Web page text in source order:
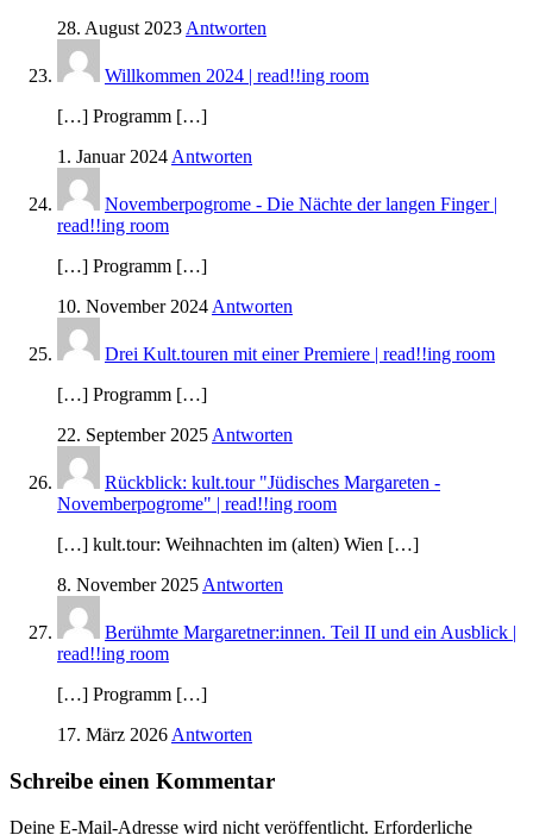
28. August 2023 Antworten
Willkommen 2024 | read!!ing room
[…] Programm […]
1. Januar 2024 Antworten
Novemberpogrome - Die Nächte der langen Finger |
read!!ing room
[…] Programm […]
10. November 2024 Antworten
Drei Kult.touren mit einer Premiere | read!!ing room
[…] Programm […]
22. September 2025 Antworten
Rückblick: kult.tour "Jüdisches Margareten -
Novemberpogrome" | read!!ing room
[…] kult.tour: Weihnachten im (alten) Wien […]
8. November 2025 Antworten
Berühmte Margaretner:innen. Teil II und ein Ausblick |
read!!ing room
[…] Programm […]
17. März 2026 Antworten
Schreibe einen Kommentar
Deine E-Mail-Adresse wird nicht veröffentlicht. Erforderliche